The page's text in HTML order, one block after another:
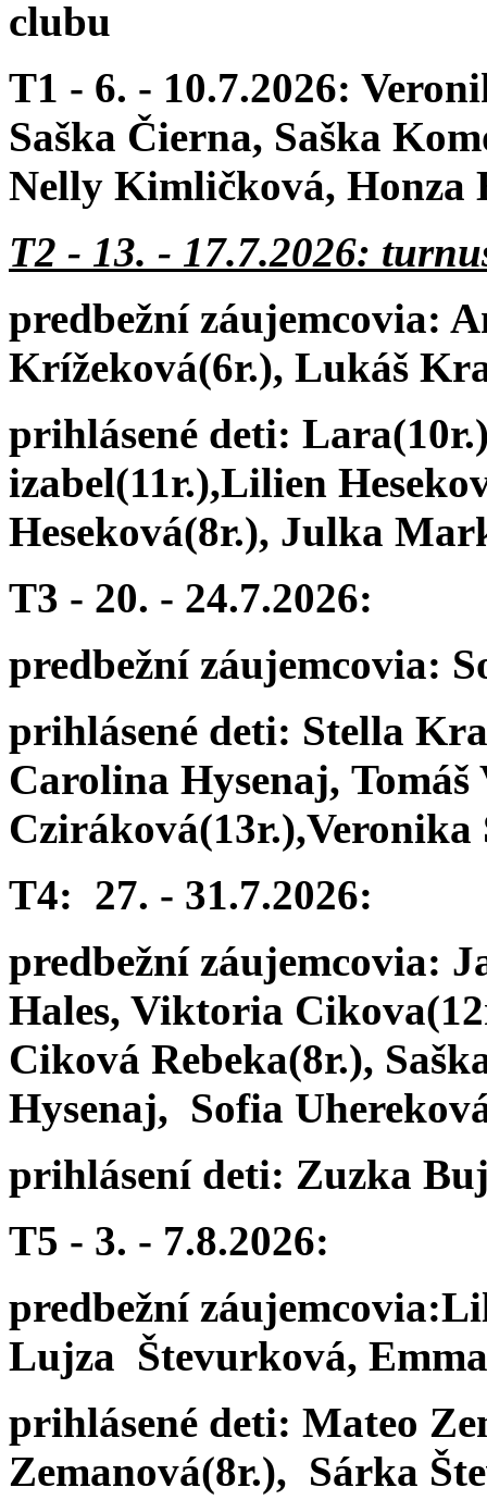
clubu
T1 - 6. - 10.7.2026:
Saška Čierna, Saška
Nelly Kimličková, Honza
T2 - 13. - 17.7.2026:
predbežní záujemcovia:
Krížeková(6r.), Lukáš
prihlásené deti:
izabel(11r.),Lilien
Heseková(8r.), Julka
T3 - 20. - 24.7.2026:
predbežní záujemcovia:
prihlásené deti: Stella
Carolina Hysenaj,
Cziráková(13r.),Veronika
T4: 27. - 31.7.2026:
predbežní záujemcovia:
Hales, Viktoria
Ciková Rebeka(8r.),
Hysenaj, Sofia
prihlásení deti: Zuzka
T5 - 3. - 7.8.2026:
predbežní záujemcovia:
Lujza Števurková,
prihlásené deti: Mateo
Zemanová(8r.), Sárka